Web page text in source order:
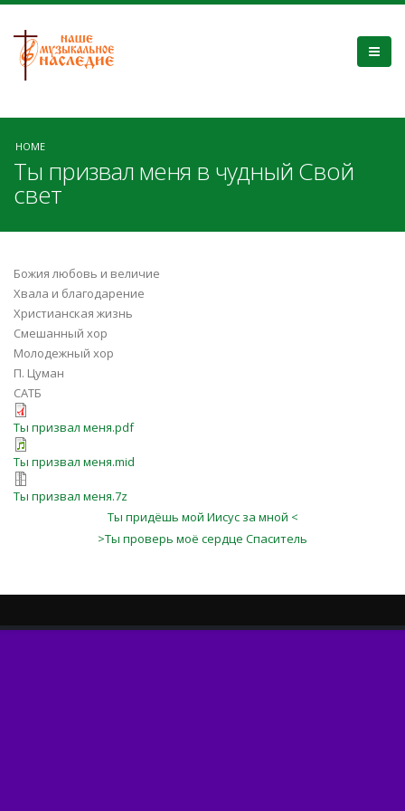
HOME
Ты призвал меня в чудный Свой
свет
Божия любовь и величие
Хвала и благодарение
Христианская жизнь
Смешанный хор
Молодежный хор
П. Цуман
САТБ
Ты призвал меня.pdf
Ты призвал меня.mid
Ты призвал меня.7z
Ты придёшь мой Иисус за мной <
>Ты проверь моё сердце Спаситель